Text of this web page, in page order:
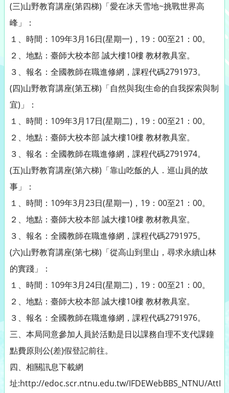
(三)山野教育講座(第四梯)「愛在冰天雪地~挑戰世界高
峰」：
１、時間：109年3月16日(星期一)，19：00至21：00。
２、地點：臺師大校本部 誠大樓10樓 教材教具室。
３、報名：全國教師在職進修網，課程代碼2791973。
(四)山野教育講座(第五梯)「自然與我(生命的自我探索與制
宜)」：
１、時間：109年3月17日(星期二)，19：00至21：00。
２、地點：臺師大校本部 誠大樓10樓 教材教具室。
３、報名：全國教師在職進修網，課程代碼2791974。
(五)山野教育講座(第六梯)「靠山吃飯的人．巡山員的故
事」：
１、時間：109年3月23日(星期一)，19：00至21：00。
２、地點：臺師大校本部 誠大樓10樓 教材教具室。
３、報名：全國教師在職進修網，課程代碼2791975。
(六)山野教育講座(第七梯)「從高山到里山，尋求永續山林
的實踐」：
１、時間：109年3月24日(星期二)，19：00至21：00。
２、地點：臺師大校本部 誠大樓10樓 教材教具室。
３、報名：全國教師在職進修網，課程代碼2791976。
三、本局同意參加人員於活動是日以課務自理不支代課鐘
點費原則公(差)假登記前往。
四、相關訊息下載網
址:http://edoc.scr.ntnu.edu.tw/IFDEWebBBS_NTNU/